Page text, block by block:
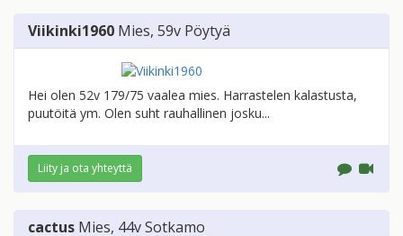
Viikinki1960 Mies, 59v Pöytyä
Hei olen 52v 179/75 vaalea mies. Harrastelen kalastusta,
puutöitä ym. Olen suht rauhallinen josku...
Liity ja ota yhteyttä
cactus Mies, 44vSotkamo